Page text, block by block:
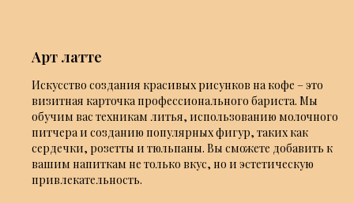
Арт латте
Искусство создания красивых рисунков на кофе – это
визитная карточка профессионального бариста. Мы
обучим вас техникам литья, использованию молочного
питчера и созданию популярных фигур, таких как
сердечки, розетты и тюльпаны. Вы сможете добавить к
вашим напиткам не только вкус, но и эстетическую
привлекательность.